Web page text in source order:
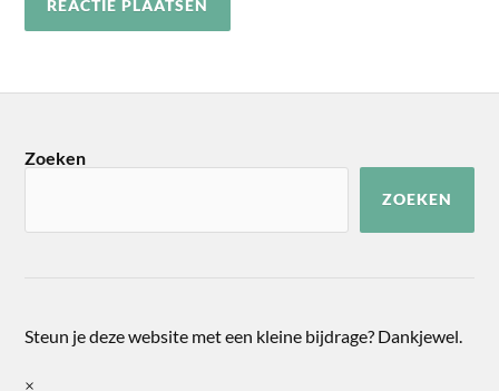
Zoeken
ZOEKEN
Steun je deze website met een kleine bijdrage? Dankjewel.